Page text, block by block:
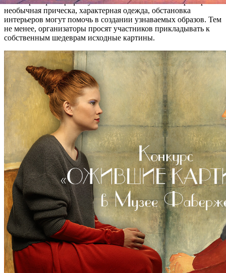
необычная прическа, характерная одежда, обстановка
интерьеров могут помочь в создании узнаваемых образов. Тем
не менее, организаторы просят участников прикладывать к
собственным шедеврам исходные картины.